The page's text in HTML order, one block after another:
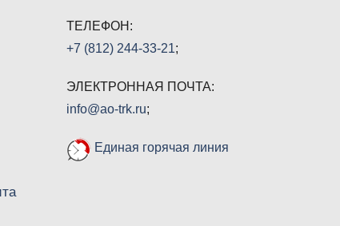
ТЕЛЕФОН:
+7 (812) 244-33-21;
ЭЛЕКТРОННАЯ ПОЧТА:
info@ao-trk.ru;
Единая горячая линия